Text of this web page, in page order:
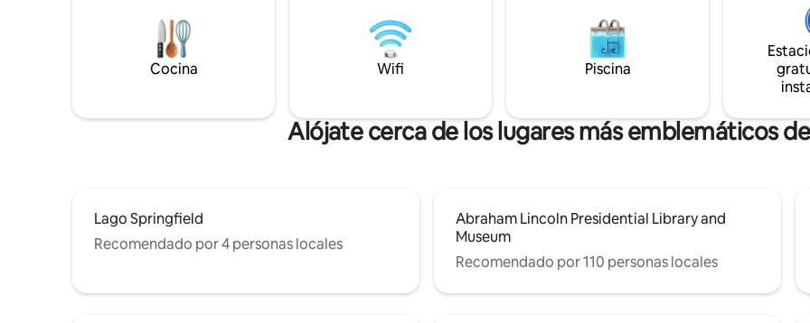
abierto con un pabellón cubierto y
parque infantil. Los campos de pelota UIS
están a poca distancia a pie. Ofrecemos
una cocina completa, lavadora secadora
ofrece a los huéspedes una
inolvidable en uno de los más i
Cocina Wifi Piscina
Alójate cerca de los lugares más emblemáticos
Lago Springfield
Recomendado por 4 personas locales
Abraham Lincoln Presidential Library and
Museum
Recomendado por 110 personas locales